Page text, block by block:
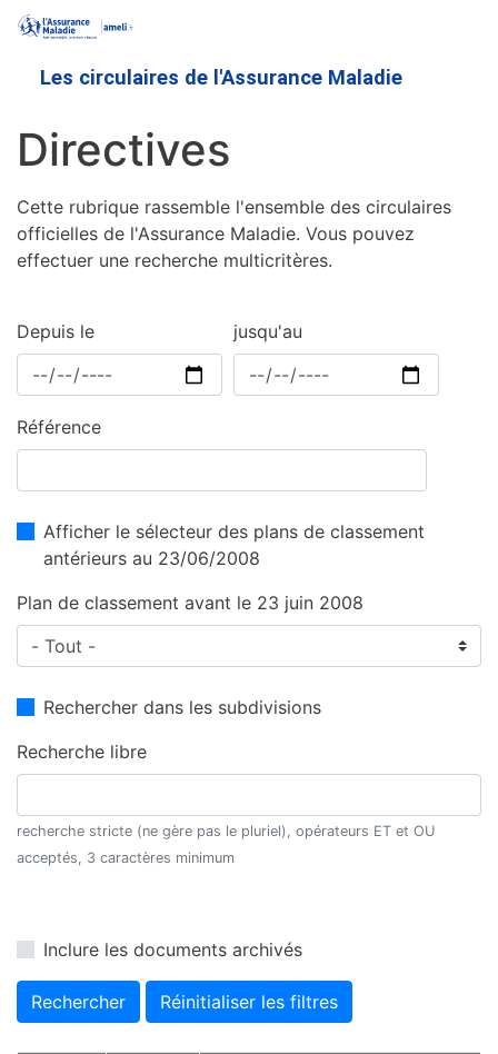
contenu
Les circulaires de l'Assurance Maladie
Directives
Cette rubrique rassemble l'ensemble des circulaires
officielles de l'Assurance Maladie. Vous pouvez
effectuer une recherche multicritères.
Depuis le jusqu'au
Référence
Afficher le sélecteur des plans de classement
antérieurs au 23/06/2008
Plan de classement avant le 23 juin 2008
Rechercher dans les subdivisions
Recherche libre
recherche stricte (ne gère pas le pluriel), opérateurs ET et OU
acceptés, 3 caractères minimum
Inclure les documents archivés
Rechercher Réinitialiser les filtres